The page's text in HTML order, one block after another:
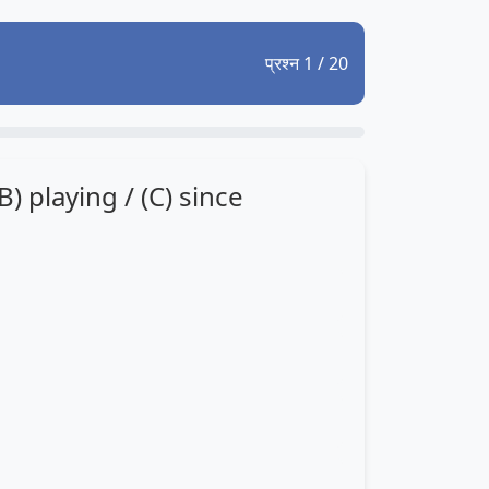
प्रश्न 1 / 20
playing / (C) since